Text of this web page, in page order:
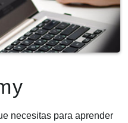
necesitas para aprender